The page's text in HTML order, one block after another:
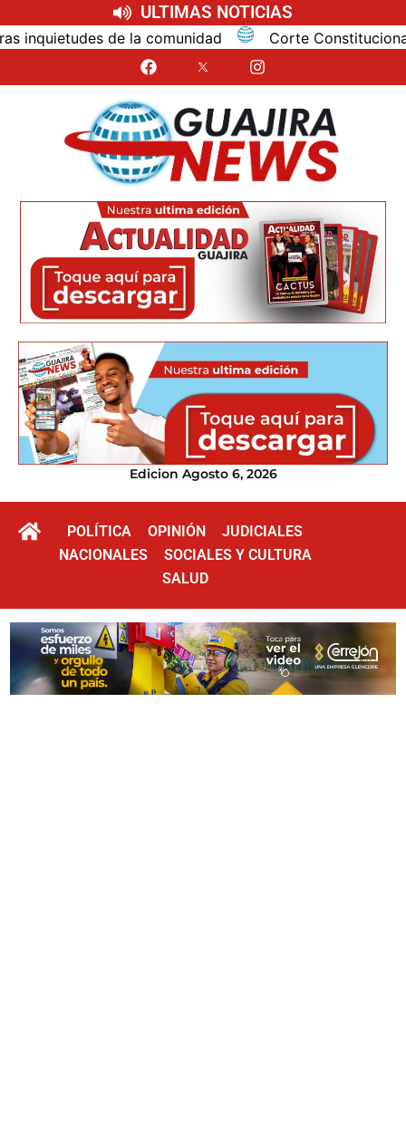
ULTIMAS NOTICIAS
de la comunidad Corte Constitucional
Edicion Agosto 6, 2026
POLÍTICA OPINIÓN
JUDICIALES
NACIONALES
SOCIALES Y CULTURA
SALUD